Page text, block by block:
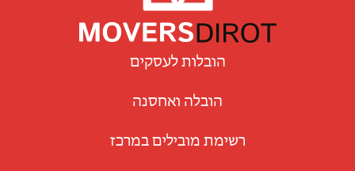
הובלות לעסקים
הובלה ואחסנה
רשימת מובילים במרכז